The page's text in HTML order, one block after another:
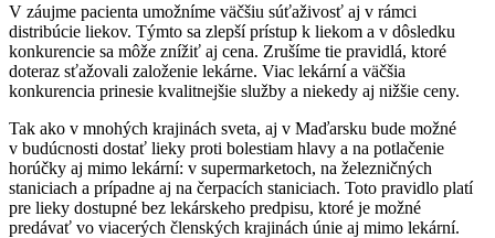
V záujme pacienta umožníme väčšiu súťaživosť aj v rámci
distribúcie liekov. Týmto sa zlepší prístup k liekom a v dôsledku
konkurencie sa môže znížiť aj cena. Zrušíme tie pravidlá, ktoré
doteraz sťažovali založenie lekárne. Viac lekární a väčšia
konkurencia prinesie kvalitnejšie služby a niekedy aj nižšie ceny.
Tak ako v mnohých krajinách sveta, aj v Maďarsku bude možné
v budúcnosti dostať lieky proti bolestiam hlavy a na potlačenie
horúčky aj mimo lekární: v supermarketoch, na železničných
staniciach a prípadne aj na čerpacích staniciach. Toto pravidlo platí
pre lieky dostupné bez lekárskeho predpisu, ktoré je možné
predávať vo viacerých členských krajinách únie aj mimo lekární.